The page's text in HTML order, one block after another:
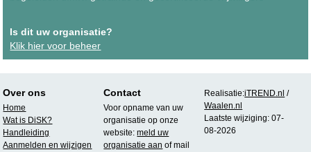
Is dit uw organisatie?
Klik hier voor beheer
Over ons
Home
Wat is DiSK?
Handleiding
Aanmelden en wijzigen
Contact
Voor opname van uw
organisatie op onze
website:meld uw
organisatie aan of mail
Realisatie:iTREND.nl /
Waalen.nl
Laatste wijziging: 07-
08-2026